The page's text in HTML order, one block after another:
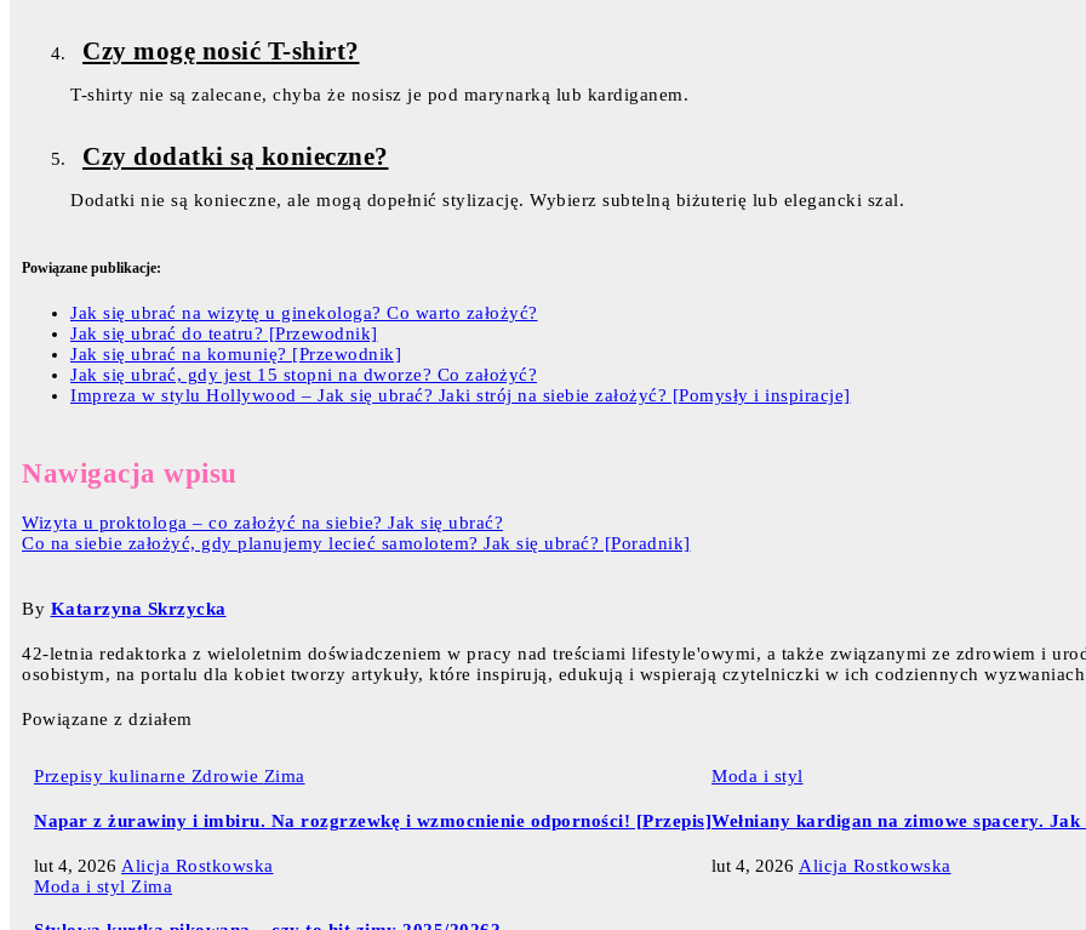
Czy mogę nosić T-shirt?
T-shirty nie są zalecane, chyba że nosisz je pod marynarką lub kardiganem.
Czy dodatki są konieczne?
Dodatki nie są konieczne, ale mogą dopełnić stylizację. Wybierz subtelną biżuterię lub elegancki szal.
Powiązane publikacje:
Jak się ubrać na wizytę u ginekologa? Co warto założyć?
Jak się ubrać do teatru? [Przewodnik]
Jak się ubrać na komunię? [Przewodnik]
Jak się ubrać, gdy jest 15 stopni na dworze? Co założyć?
Impreza w stylu Hollywood – Jak się ubrać? Jaki strój na siebie założyć? [Pomysły i inspiracje]
Nawigacja wpisu
Wizyta u proktologa – co założyć na siebie? Jak się ubrać?
Co na siebie założyć, gdy planujemy lecieć samolotem? Jak się ubrać? [Poradnik]
By Katarzyna Skrzycka
42-letnia redaktorka z wieloletnim doświadczeniem w pracy nad treściami lifestyle'owymi, a także związanymi ze zdrowiem i
osobistym, na portalu dla kobiet tworzy artykuły, które inspirują, edukują i wspierają czytelniczki w ich codziennych
Powiązane z działem
Przepisy kulinarne Zdrowie Zima
Napar z żurawiny i imbiru. Na rozgrzewkę i wzmocnienie odporności! [Przepis]
lut 4, 2026 Alicja Rostkowska
Moda i styl
Wełniany kardigan na zimowe spacery.
lut 4, 2026 Alicja Rostkowska
Moda i styl Zima